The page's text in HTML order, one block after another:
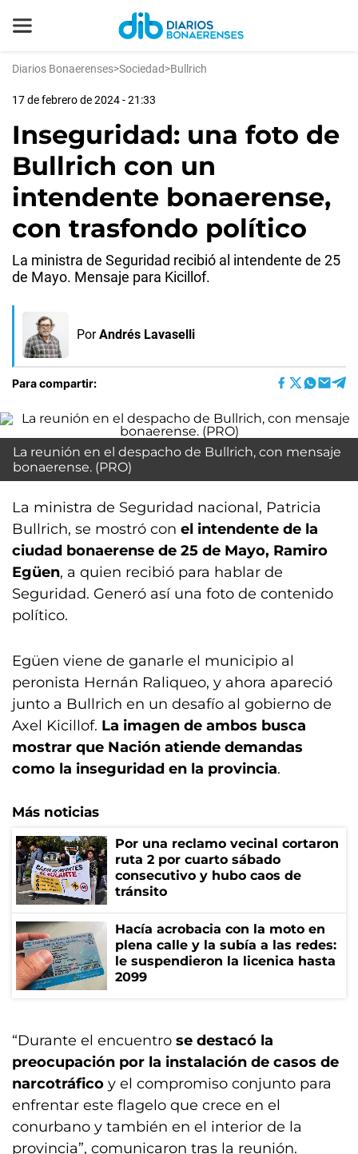
Diarios Bonaerenses>Sociedad>Bullrich
17 de febrero de 2024 - 21:33
Inseguridad: una foto de
Bullrich con un
intendente bonaerense,
con trasfondo político
La ministra de Seguridad recibió al intendente de 25
de Mayo. Mensaje para Kicillof.
Por Andrés Lavaselli
Para compartir:
La reunión en el despacho de Bullrich, con mensaje
bonaerense. (PRO)
La ministra de Seguridad nacional, Patricia
Bullrich, se mostró con el intendente de la
ciudad bonaerense de 25 de Mayo, Ramiro
Egüen, a quien recibió para hablar de
Seguridad. Generó así una foto de contenido
político.
Egüen viene de ganarle el municipio al
peronista Hernán Raliqueo, y ahora apareció
junto a Bullrich en un desafío al gobierno de
Axel Kicillof. La imagen de ambos busca
mostrar que Nación atiende demandas
como la inseguridad en la provincia.
Más noticias
Por una reclamo vecinal cortaron
ruta 2 por cuarto sábado
consecutivo y hubo caos de
tránsito
Hacía acrobacia con la moto en
plena calle y la subía a las redes:
le suspendieron la licenica hasta
2099
“Durante el encuentro se destacó la
preocupación por la instalación de casos de
narcotráfico y el compromiso conjunto para
enfrentar este flagelo que crece en el
conurbano y también en el interior de la
provincia”, comunicaron tras la reunión.